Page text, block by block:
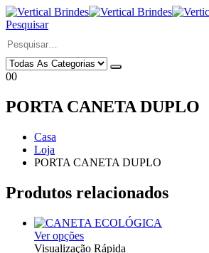
Pesquisar
00
PORTA CANETA DUPLO
Casa
Loja
PORTA CANETA DUPLO
Produtos relacionados
Ver opçõesEste
produto
Visualização Rápida